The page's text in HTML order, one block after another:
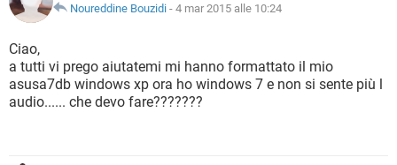
TIKTOK FACEBOOK
INSTAGRAM
TIKTOK
HARDWARE
INTRATTENIMENTO ANDROID
INSTAGRAM WHATSAPP
TIKTOK
COVID-19
INTRATTENIMENTO
iOS WINDOWS 10
Noureddine Bouzidi - 4 mar 2015 alle 10:24
Ciao,
a tutti vi prego aiutatemi mi hanno formattato il mio
asusa7db windows xp ora ho windows 7 e non si sente più l
audio...... che devo fare???????